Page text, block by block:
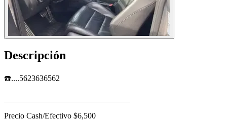
Descripción
☎️....5623636562
Precio Cash/Efectivo $6,500